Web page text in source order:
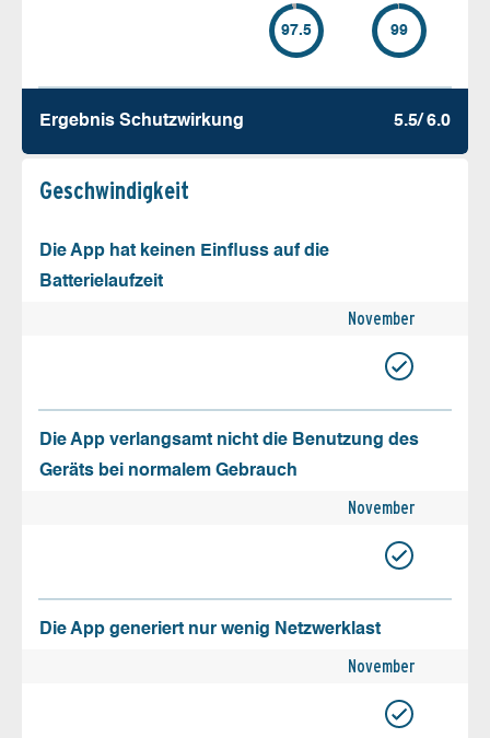
97.5 99
Ergebnis Schutz­wirkung 5.5/ 6.0
Geschw­indigkeit
Die App hat keinen Einfluss auf die
Batterielaufzeit
November
Die App verlangsamt nicht die Benutzung des
Geräts bei normalem Gebrauch
November
Die App generiert nur wenig Netzwerklast
November